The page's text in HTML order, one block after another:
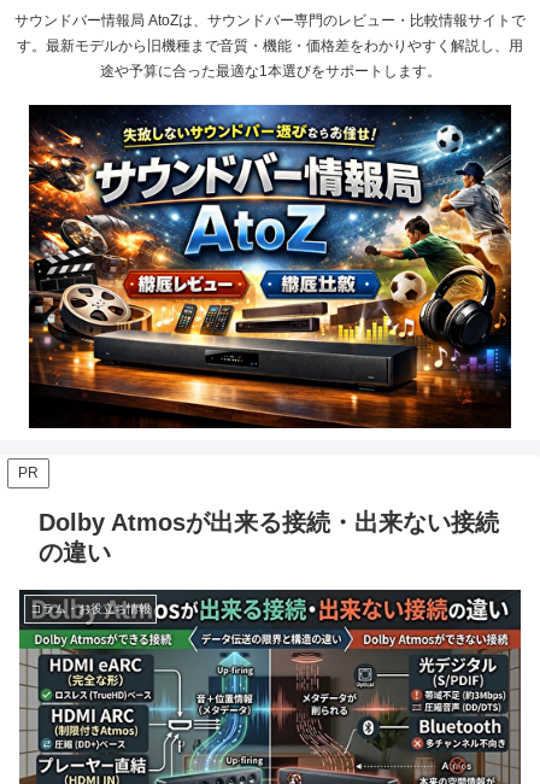
サウンドバー情報局 AtoZは、サウンドバー専門のレビュー・比較情報サイトで
す。最新モデルから旧機種まで音質・機能・価格差をわかりやすく解説し、用
途や予算に合った最適な1本選びをサポートします。
PR
Dolby Atmosが出来る接続・出来ない接続
の違い
コラム・お役立ち情報